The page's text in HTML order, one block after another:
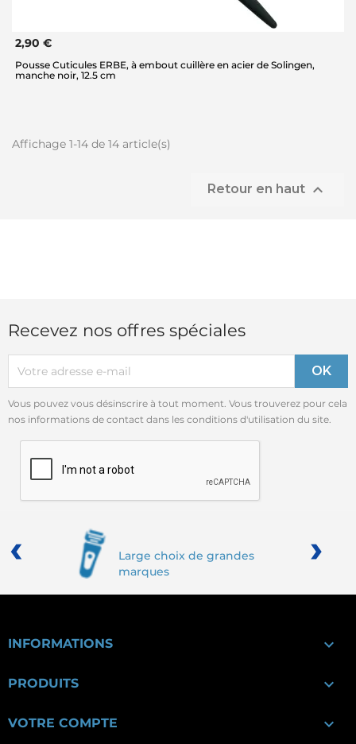
2,90 €
Pousse Cuticules ERBE, à embout cuillère en acier de Solingen,
manche noir, 12.5 cm
Affichage 1-14 de 14 article(s)
Retour en haut 
Recevez nos offres spéciales
Vous pouvez vous désinscrire à tout moment. Vous trouverez pour cela
nos informations de contact dans les conditions d'utilisation du site.
Large choix de grandes
marques
‹ ›
INFORMATIONS 
PRODUITS 
VOTRE COMPTE 